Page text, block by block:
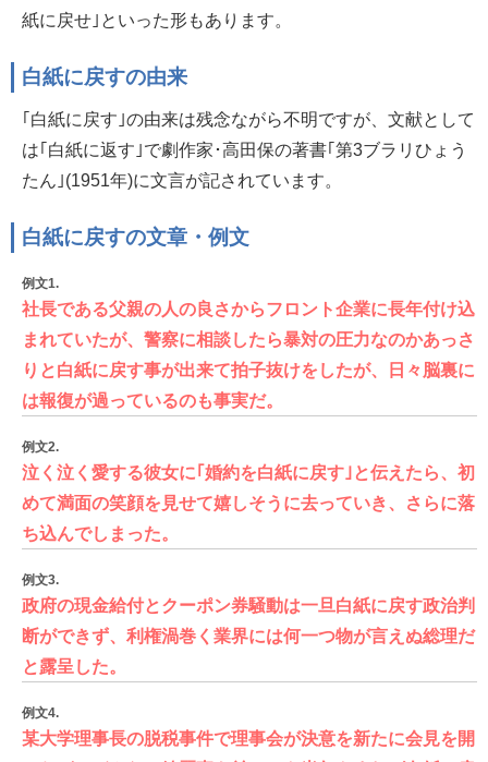
紙に戻せ｣といった形もあります。
白紙に戻すの由来
｢白紙に戻す｣の由来は残念ながら不明ですが、文献として
は｢白紙に返す｣で劇作家･高田保の著書｢第3ブラリひょう
たん｣(1951年)に文言が記されています。
白紙に戻すの文章・例文
例文1.
社長である父親の人の良さからフロント企業に長年付け込
まれていたが、警察に相談したら暴対の圧力なのかあっさ
りと白紙に戻す事が出来て拍子抜けをしたが、日々脳裏に
は報復が過っているのも事実だ。
例文2.
泣く泣く愛する彼女に｢婚約を白紙に戻す｣と伝えたら、初
めて満面の笑顔を見せて嬉しそうに去っていき、さらに落
ち込んでしまった。
例文3.
政府の現金給付とクーポン券騒動は一旦白紙に戻す政治判
断ができず、利権渦巻く業界には何一つ物が言えぬ総理だ
と露呈した。
例文4.
某大学理事長の脱税事件で理事会が決意を新たに会見を開